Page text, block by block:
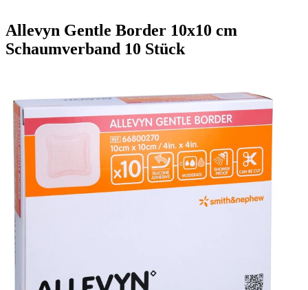
Allevyn Gentle Border 10x10 cm
Schaumverband 10 Stück